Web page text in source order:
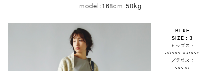
model:168cm 50kg
BLUE
SIZE : 3
トップス：
atelier naruse
ブラウス：
susuri